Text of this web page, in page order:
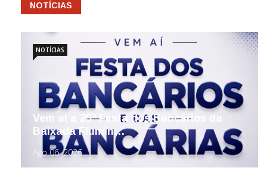
NOTÍCIAS
Vem aí a 25ª Festa dos Bancários da
Baixada Flumin…
Ago 06, 2026
NOTÍCIAS